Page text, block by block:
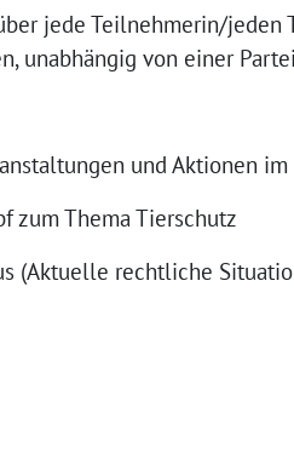
jede Teilnehmerin/jeden
unabhängig von einer
und Aktionen
zum Thema Tierschutz
(Aktuelle rechtliche